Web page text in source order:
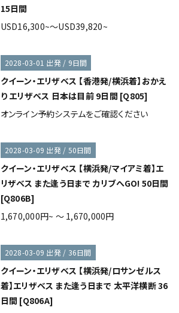
15日間
USD16,300~～USD39,820~
2028-03-01 出発 / 9日間
クイーン・エリザベス 【香港発/横浜着】おかえ
り エリザベス 日本は目前 9日間 [Q805]
オンライン予約システムをご確認ください
2028-03-09 出発 / 50日間
クイーン・エリザベス 【横浜発/マイアミ着】エ
リザベス また逢う日まで カリブへGO! 50日間
[Q806B]
1,670,000円~ ～ 1,670,000円
2028-03-09 出発 / 36日間
クイーン・エリザベス 【横浜発/ロサンゼルス
着】エリザベス また逢う日まで 太平洋横断 36
日間 [Q806A]